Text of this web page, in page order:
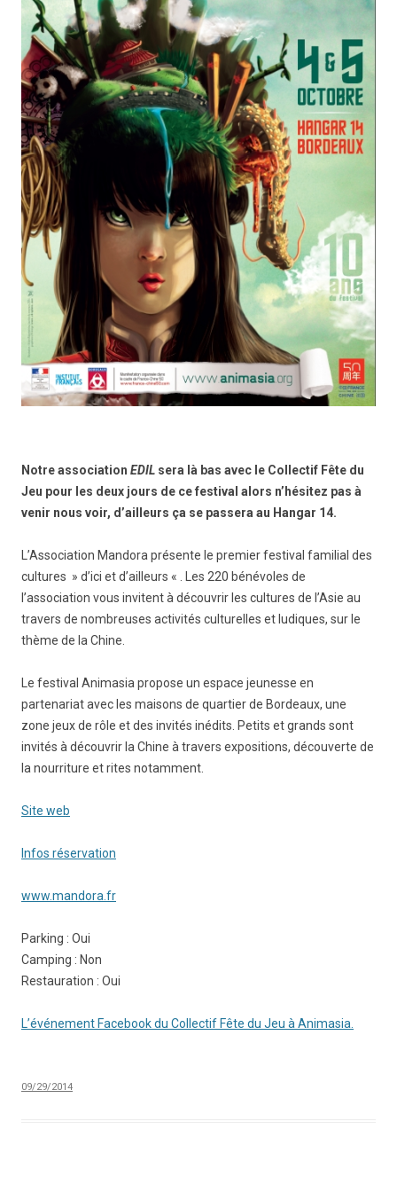
Notre association EDIL sera là bas avec le Collectif Fête du
Jeu pour les deux jours de ce festival alors n’hésitez pas à
venir nous voir, d’ailleurs ça se passera au Hangar 14.
L’Association Mandora présente le premier festival familial des
cultures » d’ici et d’ailleurs « . Les 220 bénévoles de
l’association vous invitent à découvrir les cultures de l’Asie au
travers de nombreuses activités culturelles et ludiques, sur le
thème de la Chine.
Le festival Animasia propose un espace jeunesse en
partenariat avec les maisons de quartier de Bordeaux, une
zone jeux de rôle et des invités inédits. Petits et grands sont
invités à découvrir la Chine à travers expositions, découverte de
la nourriture et rites notamment.
Site web
Infos réservation
www.mandora.fr
Parking : Oui
Camping : Non
Restauration : Oui
L’événement Facebook du Collectif Fête du Jeu à Animasia.
09/29/2014